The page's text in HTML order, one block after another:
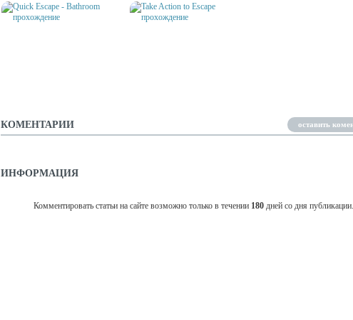
КОМЕНТАРИИ оставить
ИНФОРМАЦИЯ
Комментировать статьи на сайте возможно только в течении 180дней со дня публикации.